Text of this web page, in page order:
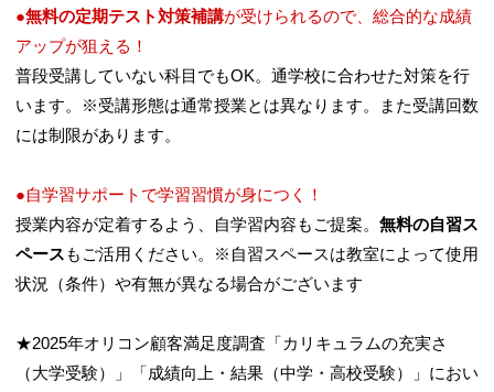
●無料の定期テスト対策補講が受けられるので、総合的な成績
アップが狙える！
普段受講していない科目でもOK。通学校に合わせた対策を行
います。※受講形態は通常授業とは異なります。また受講回数
には制限があります。
●自学習サポートで学習習慣が身につく！​
授業内容が定着するよう、自学習内容もご提案。 無料の自習ス
ペースもご活用ください。※自習スペースは教室によって使用
状況（条件）や有無が異なる場合がございます
★2025年オリコン顧客満足度調査「カリキュラムの充実さ
（大学受験）」「成績向上・結果（中学・高校受験）」におい